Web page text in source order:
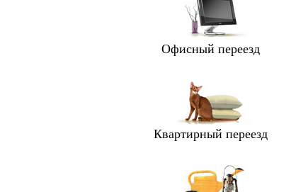
Офисный переезд
Квартирный переезд